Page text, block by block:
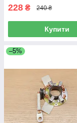
228 ₴ 240 ₴
Купити
–5%